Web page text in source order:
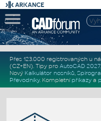
Přes 123.000 registrovaných u
(CZ+EN). Tipy pro AutoCAD 2027
Nový Kalkulátor nosníků,
Převodníky. Kompletní příkazya